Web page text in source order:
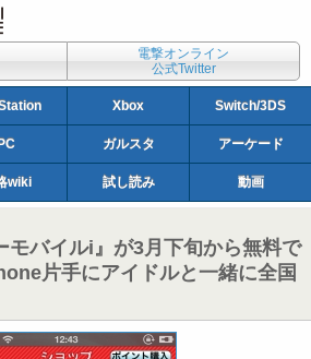
電撃オンライン
公式Twitter
Xbox Switch/3DS
PC ガルスタ アーケード
wiki 試し読み 動画
モバイルi』が3月下旬から無料で
片手にアイドルと一緒に全国